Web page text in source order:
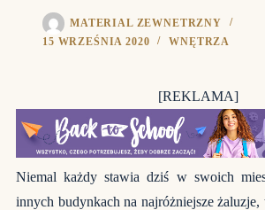
MATERIAL ZEWNETRZNY
15 WRZEŚNIA 2020
WNĘTRZA
[REKLAMA]
Niemal każdy stawia dziś w swoich
innych budynkach na najróżniejsze